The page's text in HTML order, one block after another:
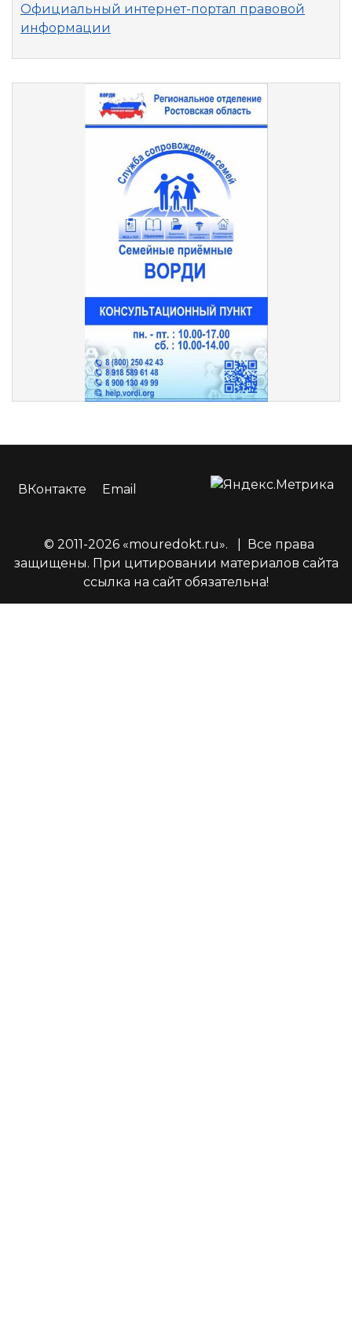
Официальный интернет-портал правовой
информации
ВКонтакте Email
© 2011-2026 «mouredokt.ru».
Все права
защищены. При цитировании материалов сайта
ссылка на сайт обязательна!